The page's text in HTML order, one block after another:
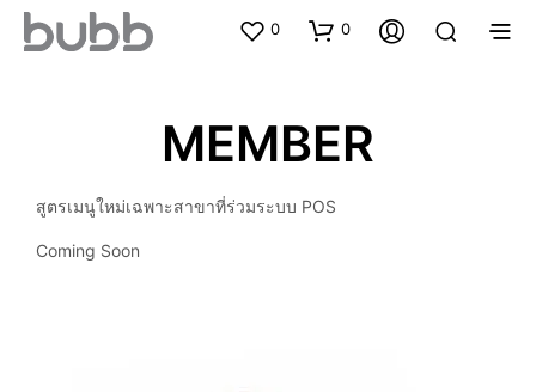
0 0
MEMBER
สูตรเมนูใหม่เฉพาะสาขาที่ร่วมระบบ POS
Coming Soon